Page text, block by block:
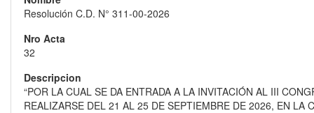
Resolución C.D. N° 311-00-2026
32
“POR LA CUAL SE DA ENTRADA A LA INVITACIÓN AL III
REALIZARSE DEL 21 AL 25 DE SEPTIEMBRE DE 2026, EN LA